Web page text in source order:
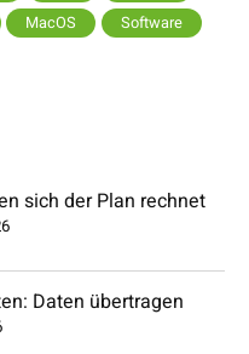
MacOS
Software
sich der Plan rechnet
Daten übertragen